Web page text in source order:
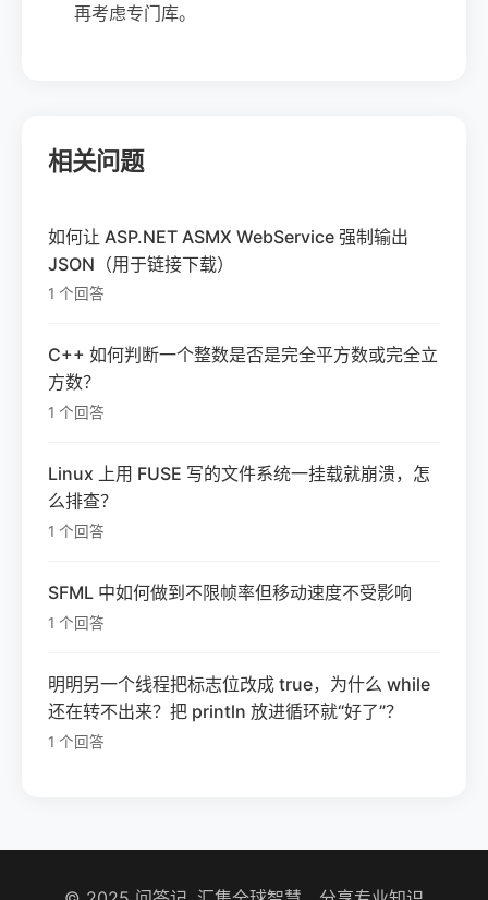
再考虑专门库。
相关问题
如何让 ASP.NET ASMX WebService 强制输出
JSON（用于链接下载）
1 个回答
C++ 如何判断一个整数是否是完全平方数或完全立
方数？
1 个回答
Linux 上用 FUSE 写的文件系统一挂载就崩溃，怎
么排查？
1 个回答
SFML 中如何做到不限帧率但移动速度不受影响
1 个回答
明明另一个线程把标志位改成 true，为什么 while
还在转不出来？把 println 放进循环就“好了”？
1 个回答